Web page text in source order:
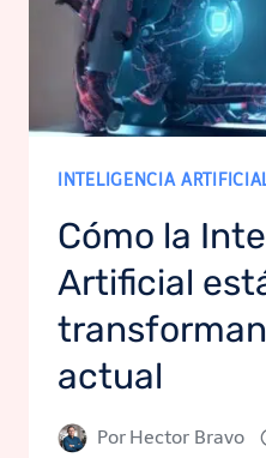
INTELIGENCIA
Cómo la
Artificial
actual
Por Hector Bravo